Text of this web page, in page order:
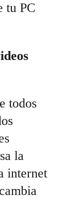
tu PC
todos
la
internet